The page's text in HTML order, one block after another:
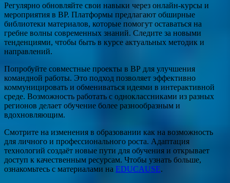
Регулярно обновляйте свои навыки через онлайн-курсы и
мероприятия в ВР. Платформы предлагают обширные
библиотеки материалов, которые помогут оставаться на
гребне волны современных знаний. Следите за новыми
тенденциями, чтобы быть в курсе актуальных методик и
направлений.
Попробуйте совместные проекты в ВР для улучшения
командной работы. Это подход позволяет эффективно
коммуницировать и обмениваться идеями в интерактивной
среде. Возможность работать с одноклассниками из разных
регионов делает обучение более разнообразным и
вдохновляющим.
Смотрите на изменения в образовании как на возможность
для личного и профессионального роста. Адаптация
технологий создаёт новые пути для обучения и открывает
доступ к качественным ресурсам. Чтобы узнать больше,
ознакомьтесь с материалами на EDUCAUSE.